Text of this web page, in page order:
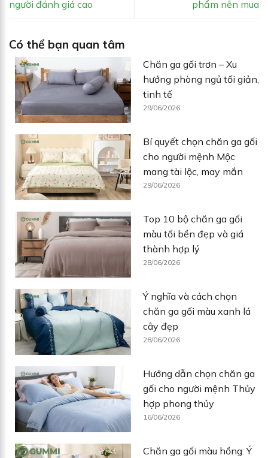
người đánh giá cao
phẩm nên mua
Có thể bạn quan tâm
Chăn ga gối trơn – Xu
hướng phòng ngủ tối giản,
tinh tế
29/06/2026
Bí quyết chọn chăn ga gối
cho người mệnh Mộc
mang tài lộc, may mắn
29/06/2026
Top 10 bộ chăn ga gối
màu tối bền đẹp và giá
thành hợp lý
28/06/2026
Ý nghĩa và cách chọn
chăn ga gối màu xanh lá
cây đẹp
28/06/2026
Hướng dẫn chọn chăn ga
gối cho người mệnh Thủy
hợp phong thủy
16/06/2026
Chăn ga gối màu hồng: Ý